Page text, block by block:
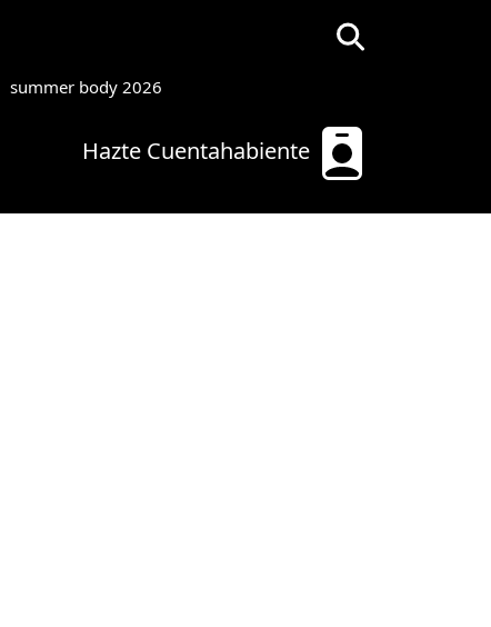
Hazte Cuentahabiente
summer body 2026